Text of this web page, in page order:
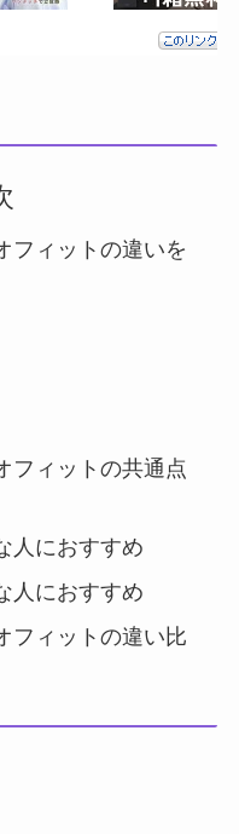
フィットの違いを
フィットの共通点
人におすすめ
人におすすめ
フィットの違い比